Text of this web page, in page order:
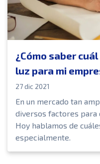
¿Cómo saber
luz para mi
27 dic 2021
En un mercado tan
diversos factores
Hoy hablamos de
especialmente.